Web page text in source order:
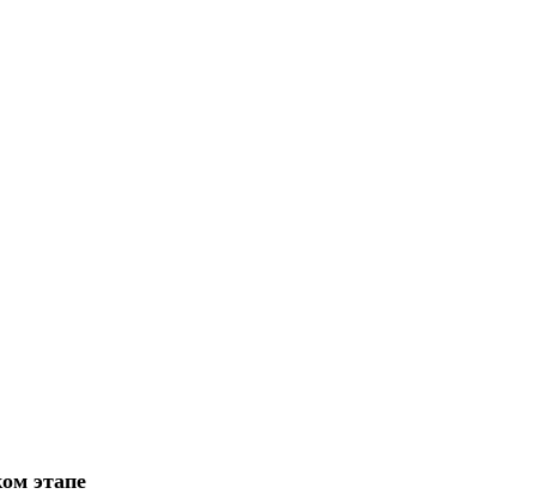
этапе